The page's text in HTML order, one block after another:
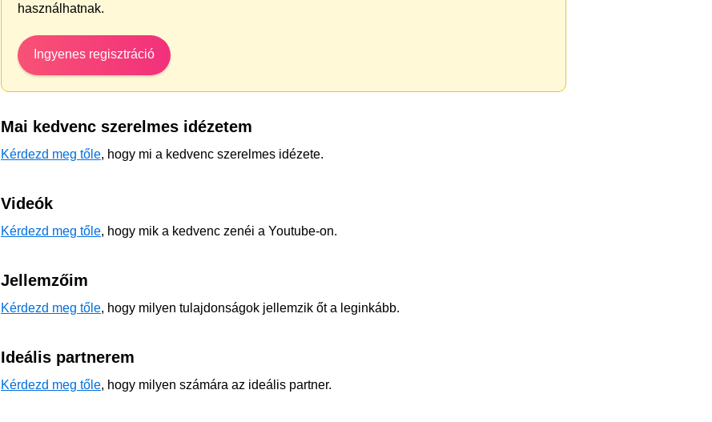
használhatnak.
Ingyenes regisztráció
Mai kedvenc szerelmes idézetem
Kérdezd meg tőle, hogy mi a kedvenc szerelmes idézete.
Videók
Kérdezd meg tőle, hogy mik a kedvenc zenéi a Youtube-on.
Jellemzőim
Kérdezd meg tőle, hogy milyen tulajdonságok jellemzik őt a leginkább.
Ideális partnerem
Kérdezd meg tőle, hogy milyen számára az ideális partner.